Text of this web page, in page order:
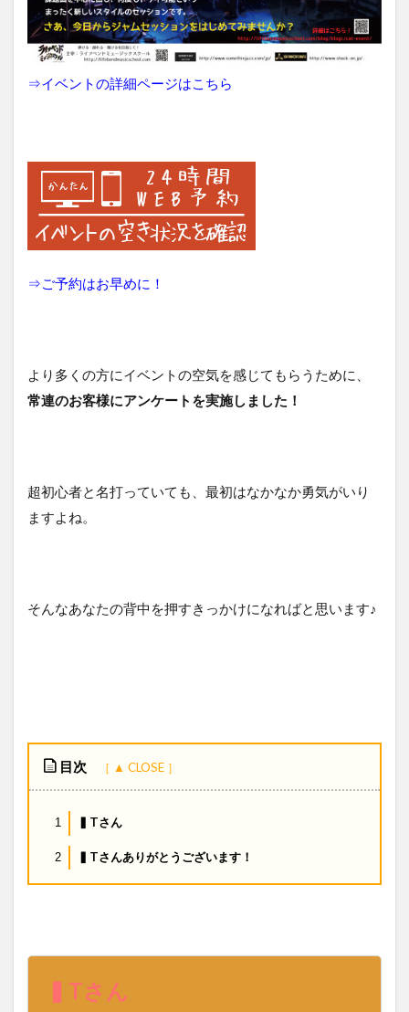
⇒イベントの詳細ページはこちら
⇒ご予約はお早めに！
より多くの方にイベントの空気を感じてもらうために、
常連のお客様にアンケートを実施しました！
超初心者と名打っていても、最初はなかなか勇気がいり
ますよね。
そんなあなたの背中を押すきっかけになればと思います♪
目次
1 ▍Tさん
2 ▍Tさんありがとうございます！
▍Tさん